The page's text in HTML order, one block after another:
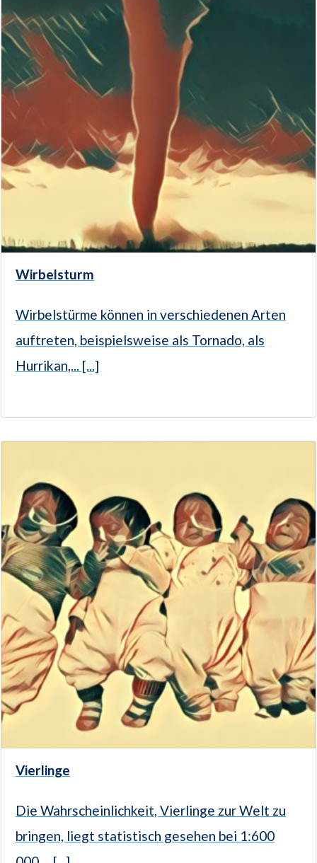
Wirbelsturm
Wirbelstürme können in verschiedenen Arten
auftreten, beispielsweise als Tornado, als
Hurrikan,... [...]
Vierlinge
Die Wahrscheinlichkeit, Vierlinge zur Welt zu
bringen, liegt statistisch gesehen bei 1:600